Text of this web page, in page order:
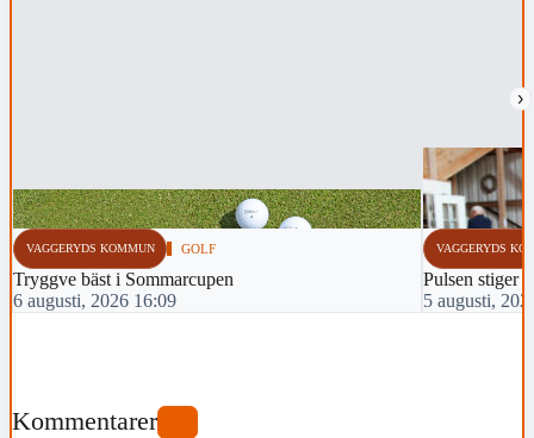
›
VAGGERYDS KOMMUN GOLF
Tryggve bäst i Sommarcupen
6 augusti, 2026 16:09
VAGGERYDS
Pulsen stiger
5 augusti,
Kommentarer